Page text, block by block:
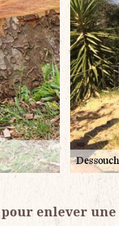
enlever une